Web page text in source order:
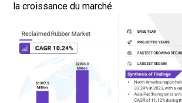
la croissance du marché.